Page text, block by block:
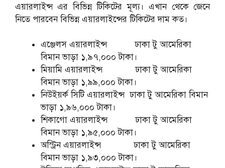
এয়ারলাইন্স এর বিভিন্ন টিকিটের মূল্য। এখান থেকে জেনে
নিতে পারবেন বিভিন্ন এয়ারলাইন্সের টিকিটের দাম কত।
এঞ্জেলস এয়ারলাইন্স ঢাকা টু আমেরিকা
বিমান ভাড়া ১,৯৭,০০০ টাকা।
মিয়ামি এয়ারলাইন্স ঢাকা টু আমেরিকা
বিমান ভাড়া ১,৯৯,০০০ টাকা।
নিউইয়র্ক সিটি এয়ারলাইন্স ঢাকা টু আমেরিকা বিমান
ভাড়া ১,৯৬,০০০ টাকা।
শিকাগো এয়ারলাইন্স ঢাকা টু আমেরিকা
বিমান ভাড়া ১,৯৫,০০০ টাকা।
অস্ট্রিন এয়ারলাইন্স ঢাকা টু আমেরিকা
বিমান ভাড়া ১,৯৩,০০০ টাকা।